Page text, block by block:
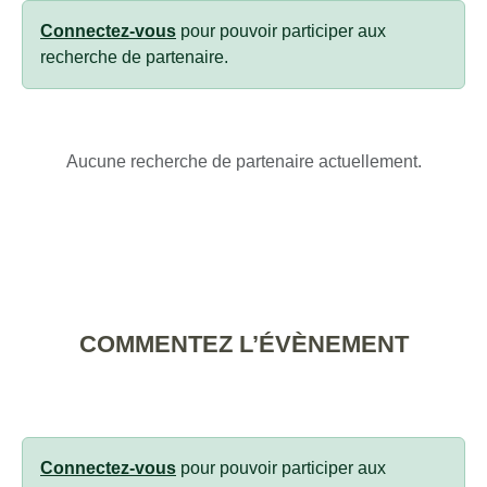
Connectez-vous pour pouvoir participer aux
recherche de partenaire.
Aucune recherche de partenaire actuellement.
COMMENTEZ L’ÉVÈNEMENT
Connectez-vous pour pouvoir participer aux